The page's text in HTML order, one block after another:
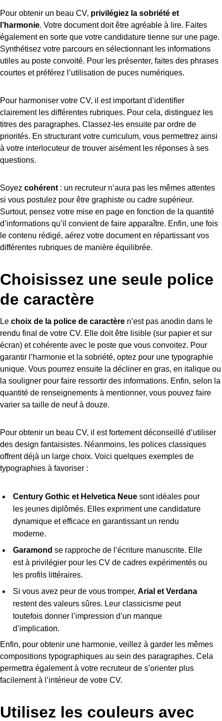
Pour obtenir un beau CV, privilégiez la sobriété et
l’harmonie. Votre document doit être agréable à lire. Faites
également en sorte que votre candidature tienne sur une page.
Synthétisez votre parcours en sélectionnant les informations
utiles au poste convoité. Pour les présenter, faites des phrases
courtes et préférez l’utilisation de puces numériques.
Pour harmoniser votre CV, il est important d’identifier
clairement les différentes rubriques. Pour cela, distinguez les
titres des paragraphes. Classez-les ensuite par ordre de
priorités. En structurant votre curriculum, vous permettrez ainsi
à votre interlocuteur de trouver aisément les réponses à ses
questions.
Soyez cohérent : un recruteur n’aura pas les mêmes attentes
si vous postulez pour être graphiste ou cadre supérieur.
Surtout, pensez votre mise en page en fonction de la quantité
d’informations qu’il convient de faire apparaître. Enfin, une fois
le contenu rédigé, aérez votre document en répartissant vos
différentes rubriques de manière équilibrée.
Choisissez une seule police
de caractère
Le choix de la police de caractère n’est pas anodin dans le
rendu final de votre CV. Elle doit être lisible (sur papier et sur
écran) et cohérente avec le poste que vous convoitez. Pour
garantir l’harmonie et la sobriété, optez pour une typographie
unique. Vous pourrez ensuite la décliner en gras, en italique ou
la souligner pour faire ressortir des informations. Enfin, selon la
quantité de renseignements à mentionner, vous pouvez faire
varier sa taille de neuf à douze.
Pour obtenir un beau CV, il est fortement déconseillé d’utiliser
des design fantaisistes. Néanmoins, les polices classiques
offrent déjà un large choix. Voici quelques exemples de
typographies à favoriser :
Century Gothic et Helvetica Neuesont idéales pour
les jeunes diplômés. Elles expriment une candidature
dynamique et efficace en garantissant un rendu
moderne.
Garamond se rapproche de l’écriture manuscrite. Elle
est à privilégier pour les CV de cadres expérimentés ou
les profils littéraires.
Si vous avez peur de vous tromper, Arial et Verdana
restent des valeurs sûres. Leur classicisme peut
toutefois donner l’impression d’un manque
d’implication.
Enfin, pour obtenir une harmonie, veillez à garder les mêmes
compositions typographiques au sein des paragraphes. Cela
permettra également à votre recruteur de s’orienter plus
facilement à l’intérieur de votre CV.
Utilisez les couleurs avec